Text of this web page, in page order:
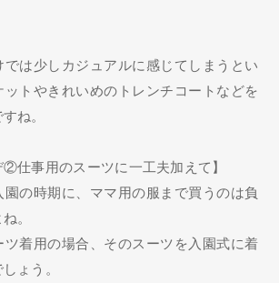
は少しカジュアルに感じてしまうとい
ットやきれいめのトレンチコートなどを
ね。
②仕事用のスーツに一工夫加えて】
の時期に、ママ用の服まで買うのは負
。
ツ着用の場合、そのスーツを入園式に着
ょう。